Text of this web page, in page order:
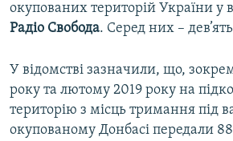
окупованих територій України у
Радіо Свобода. Серед них –
У відомстві зазначили, що,
року та лютому 2019 року на
територію з місць тримання під
окупованому Донбасі передали